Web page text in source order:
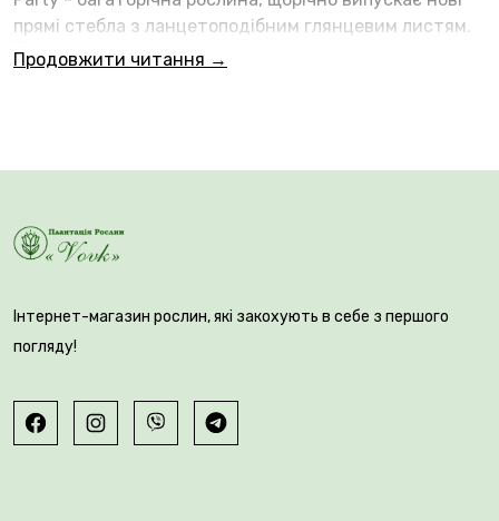
прямі стебла з ланцетоподібним глянцевим листям.
Поверх стебел розкривається близько 4-7
Посадка:
Продовжити читання →
Інтернет-магазин рослин, які закохують в себе з першого
погляду!